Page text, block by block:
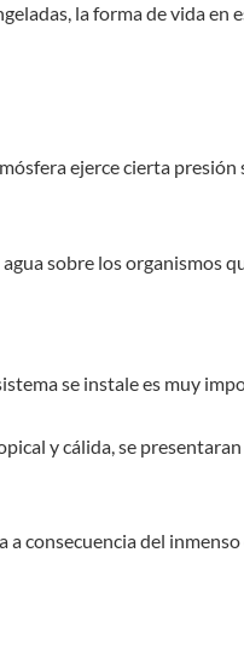
la forma de vida
ejerce cierta
sobre los organismos
se instale es muy
y cálida, se
consecuencia del